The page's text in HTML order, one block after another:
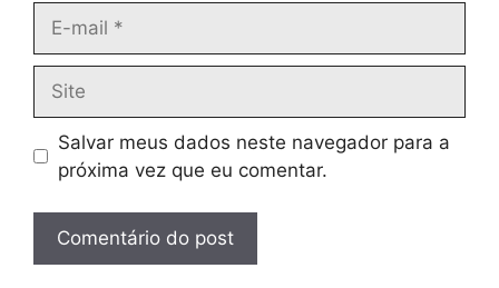
mail
Salvar meus dados neste navegador para a
próxima vez que eu comentar.